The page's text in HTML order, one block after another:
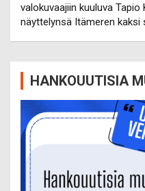
valokuvaajiin kuuluva Tapio
näyttelynsä Itämeren kaksi
HANKOUUTISIA